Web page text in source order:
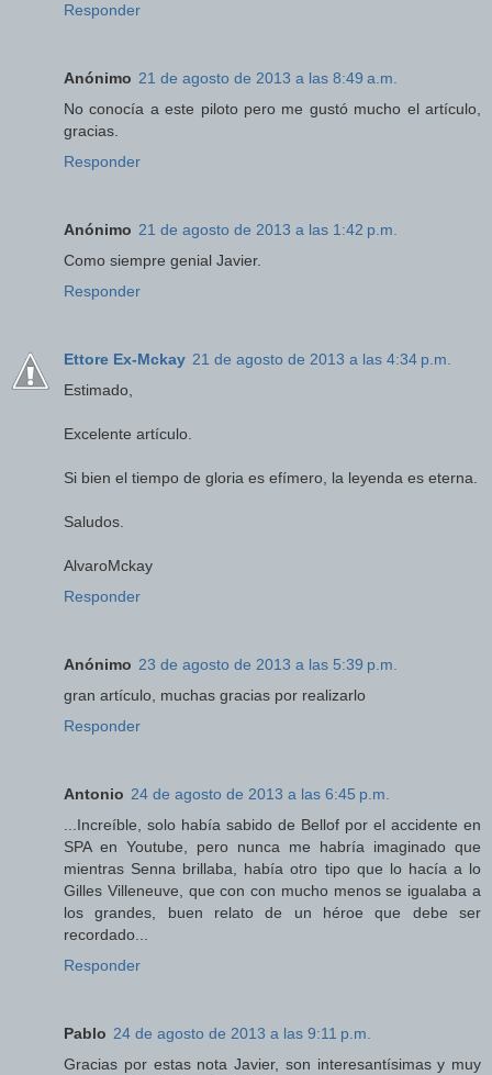
Responder
Anónimo 21 de agosto de 2013 a las 8:49 a.m.
No conocía a este piloto pero me gustó mucho el artículo,
gracias.
Responder
Anónimo 21 de agosto de 2013 a las 1:42 p.m.
Como siempre genial Javier.
Responder
Ettore Ex-Mckay 21 de agosto de 2013 a las 4:34 p.m.
Estimado,
Excelente artículo.
Si bien el tiempo de gloria es efímero, la leyenda es eterna.
Saludos.
AlvaroMckay
Responder
Anónimo 23 de agosto de 2013 a las 5:39 p.m.
gran artículo, muchas gracias por realizarlo
Responder
Antonio 24 de agosto de 2013 a las 6:45 p.m.
...Increíble, solo había sabido de Bellof por el accidente en
SPA en Youtube, pero nunca me habría imaginado que
mientras Senna brillaba, había otro tipo que lo hacía a lo
Gilles Villeneuve, que con con mucho menos se igualaba a
los grandes, buen relato de un héroe que debe ser
recordado...
Responder
Pablo 24 de agosto de 2013 a las 9:11 p.m.
Gracias por estas nota Javier, son interesantísimas y muy